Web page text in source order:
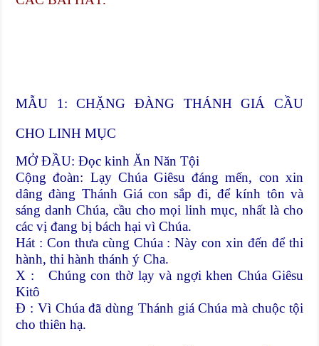
MẪU 1: CHẶNG ĐÀNG THÁNH GIÁ CẦU
CHO LINH MỤC
MỞ ĐẦU: Đọc kinh Ăn Năn Tội
Cộng đoàn: Lạy Chúa Giêsu đáng mến, con xin
dâng đàng Thánh Giá con sắp đi, để kính tôn và
sáng danh Chúa, cầu cho mọi linh mục, nhất là cho
các vị đang bị bách hại vì Chúa.
Hát : Con thưa cùng Chúa : Này con xin đến để thi
hành, thi hành thánh ý Cha.
X : Chúng con thờ lạy và ngợi khen Chúa Giêsu
Kitô
Đ : Vì Chúa đã dùng Thánh giá Chúa mà chuộc tội
cho thiên hạ.